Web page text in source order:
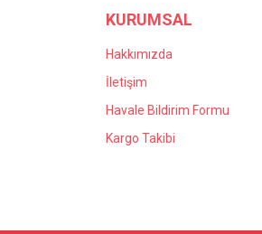
KURUMSAL
Hakkımızda
İletişim
Havale Bildirim Formu
Kargo Takibi